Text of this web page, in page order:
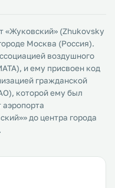
«Жуковский» (Zhukovsky
Москва (Россия).
воздушного
и ему присвоен код
гражданской
которой ему был
аэропорта
до центра города